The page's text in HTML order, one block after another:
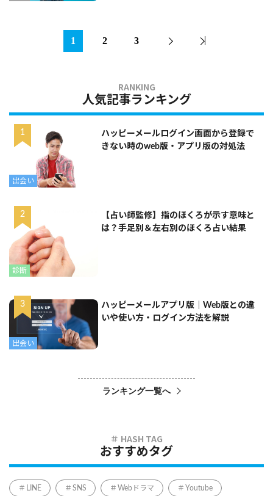
1 2 3
人気記事ランキング
出会い
ハッピーメールログイン画面から登録で
きない時のweb版・アプリ版の対処法
診断
【占い師監修】指のほくろが示す意味と
は？手足別＆左右別のほくろ占い結果
出会い
ハッピーメールアプリ版｜Web版との違
いや使い方・ログイン方法を解説
ランキング一覧へ
おすすめタグ
LINE SNS Webドラマ Youtube